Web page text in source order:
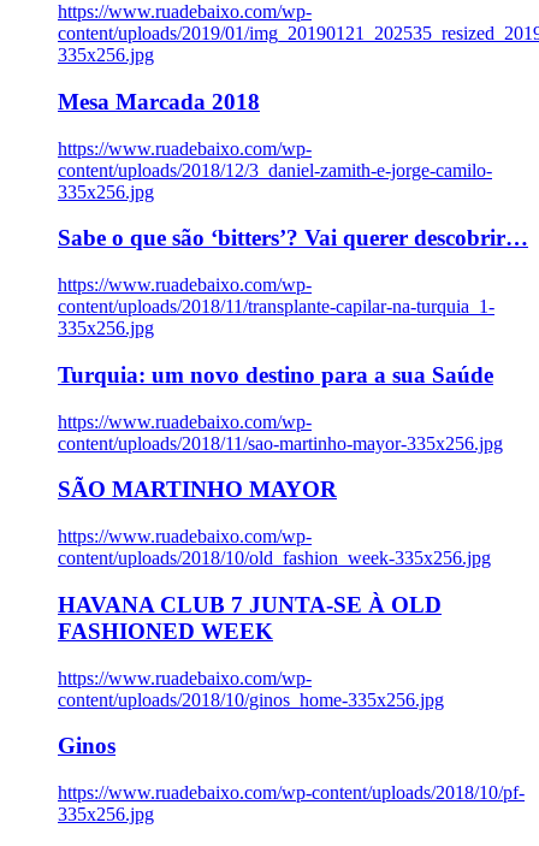
https://www.ruadebaixo.com/wp-
content/uploads/2019/01/
335x256.jpg
Mesa Marcada 2018
https://www.ruadebaixo.com/wp-
content/uploads/2018/12/3_daniel-zamith-e-jorge-camilo-
335x256.jpg
Sabe o que são ‘bitters’? Vai querer descobrir…
https://www.ruadebaixo.com/wp-
content/uploads/2018/11/transplante-capilar-na-turquia_1-
335x256.jpg
Turquia: um novo destino para a sua Saúde
https://www.ruadebaixo.com/wp-
content/uploads/2018/11/sao-martinho-mayor-335x256.jpg
SÃO MARTINHO MAYOR
https://www.ruadebaixo.com/wp-
content/uploads/2018/10/old_fashion_week-335x256.jpg
HAVANA CLUB 7 JUNTA-SE À OLD
FASHIONED WEEK
https://www.ruadebaixo.com/wp-
content/uploads/2018/10/ginos_home-335x256.jpg
Ginos
https://www.ruadebaixo.com/wp-content/uploads/2018/10/pf-
335x256.jpg